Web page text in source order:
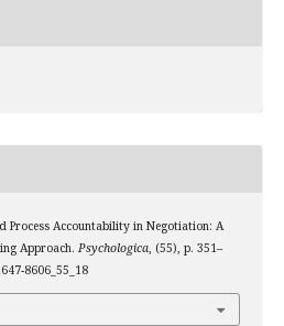
Process Accountability in Negotiation: A
Approach. Psychologica, (55), p. 351–
8606_55_18